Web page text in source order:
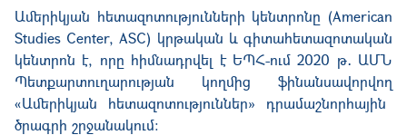
Ամերիկյան հետազոտությունների կենտրոնը (American
Studies Center,ASC) կրթական և գիտահետազոտական
կենտրոն է, որը հիմնադրվել է ԵՊՀ-ում2020 թ․ ԱՄՆ
Պետքարտուղարության կողմից
ֆինանսավորվող
«Ամերիկյան հետազոտություններ» դրամաշնորհային
ծրագրի շրջանակում։